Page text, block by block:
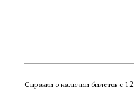
Справки о наличии билетов с